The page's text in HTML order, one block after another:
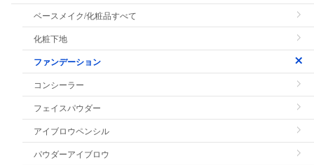
ベースメイク/化粧品すべて
化粧下地
ファンデーション
コンシーラー
フェイスパウダー
アイブロウペンシル
パウダーアイブロウ